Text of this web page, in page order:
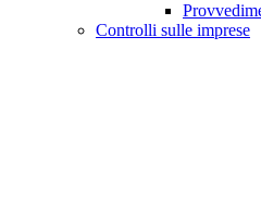
Controlli sulle imprese